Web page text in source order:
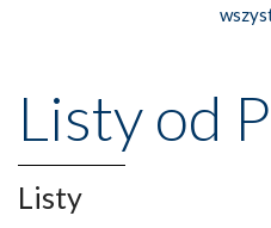
Nasze pielgrzymkowe
wznoszono na chwałę
Opatrznościową
niepodległość kraju.
misterna architektura
wspaniałe zdobienia,
Listy od
Listy